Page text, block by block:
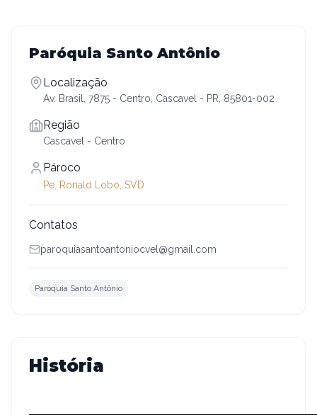
Paróquia Santo Antônio
Localização
Av. Brasil, 7875 - Centro, Cascavel - PR, 85801-002
Região
Cascavel - Centro
Pároco
Pe. Ronald Lobo, SVD
Contatos
paroquiasantoantoniocvel@gmail.com
Paróquia Santo Antônio
História